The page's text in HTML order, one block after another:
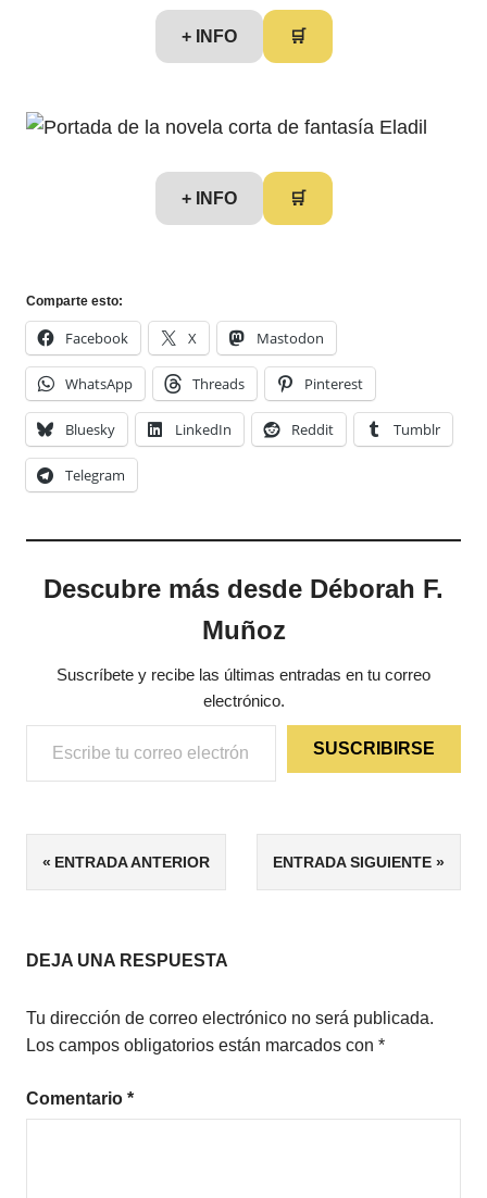
+ INFO 🛒
+ INFO 🛒
Comparte esto:
Facebook X Mastodon
WhatsApp Threads Pinterest
Bluesky LinkedIn Reddit Tumblr
Telegram
Descubre más desde Déborah F.
Muñoz
Suscríbete y recibe las últimas entradas en tu correo
electrónico.
Escribe tu correo electrónico…
SUSCRIBIRSE
ETIQUETAS
FANTASÍA
Navegación
entradas
ENTRADA ANTERIOR ENTRADA SIGUIENTE
DEJA UNA RESPUESTA
Tu dirección de correo electrónico no será publicada.
Los campos obligatorios están marcados con *
Comentario *